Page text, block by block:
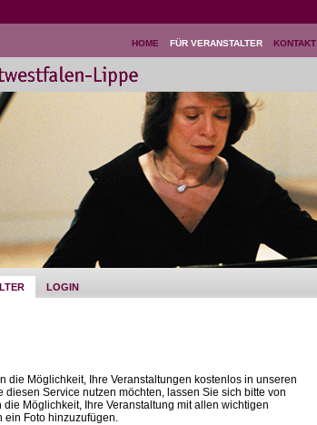
HOME FÜR VERANSTALTER KONTAKT
LOGIN
die Möglichkeit, Ihre Veranstaltungen kostenlos in unseren
Service nutzen möchten, lassen Sie sich bitte von
Möglichkeit, Ihre Veranstaltung mit allen wichtigen
ein Foto hinzuzufügen.